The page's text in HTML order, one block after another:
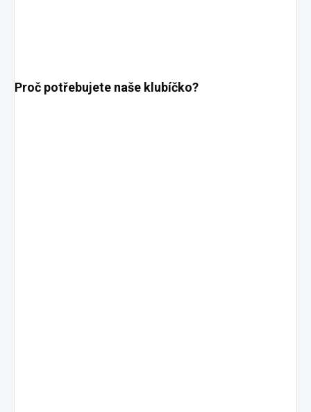
Proč potřebujete naše klubíčko?